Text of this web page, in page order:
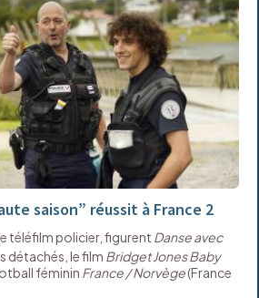
saison” réussit à France 2
téléfilm policier, figurent Danse avec
détachés, le film Bridget Jones Baby
féminin France / Norvège(France